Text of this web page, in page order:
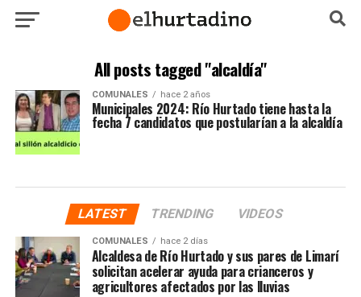
All posts tagged "alcaldía"
COMUNALES hace 2 años
Municipales 2024: Río Hurtado tiene hasta la
fecha 7 candidatos que postularían a la alcaldía
LATEST TRENDING VIDEOS
COMUNALES hace 2 días
Alcaldesa de Río Hurtado y sus pares de Limarí
solicitan acelerar ayuda para crianceros y
agricultores afectados por las lluvias